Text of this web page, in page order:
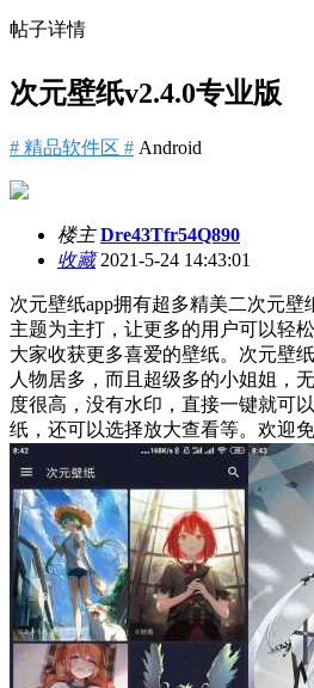
帖子详情
次元壁纸v2.4.0专业版
# 精品软件区 # Android
楼主 Dre43Tfr54Q890
收藏2021-5-24 14:43:01
次元壁纸app拥有超多精美二次元
主题为主打，让更多的用户可以轻
大家收获更多喜爱的壁纸。次元壁
人物居多，而且超级多的小姐姐，
度很高，没有水印，直接一键就可
纸，还可以选择放大查看等。欢迎